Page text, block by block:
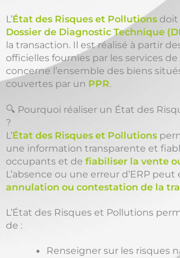
L’État des Risques et Pollutions doit
Dossier de Diagnostic Technique
la transaction. Il est réalisé à partir
officielles fournies par les services de
concerne l’ensemble des biens
couvertes par un PPR.
🔍 Pourquoi réaliser un État des
?
L’État des Risques et Pollutions
une information transparente et
occupants et de fiabiliser la vente
L’absence ou une erreur d’ERP
annulation ou contestation de la
L’État des Risques et Pollutions
de :
Renseigner sur les risques